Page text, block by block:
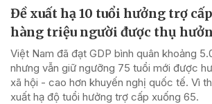
Đề xuất hạ 10 tuổi hưởng trợ
hàng triệu người được thụ
Việt Nam đã đạt GDP bình quân khoảng
nhưng vẫn giữ ngưỡng 75 tuổi mới được
xã hội - cao hơn khuyến nghị quốc tế. Vì
xuất hạ độ tuổi hưởng trợ cấp xuống 65.